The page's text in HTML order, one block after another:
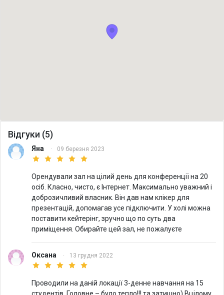
Відгуки (5)
Яна · 09 березня 2023
Орендували зал на цілий день для конференції на 20
осіб. Класно, чисто, є Інтернет. Максимально уважний і
доброзичливий власник. Він дав нам клікер для
презентацій, допомагав усе підключити. У холі можна
поставити кейтерінг, зручно що по суть два
приміщення. Обирайте цей зал, не пожалуєте
Оксана · 13 грудня 2022
Проводили на даній локації 3-денне навчання на 15
студентів. Головне – було тепло!!! та затишно) Вцілому